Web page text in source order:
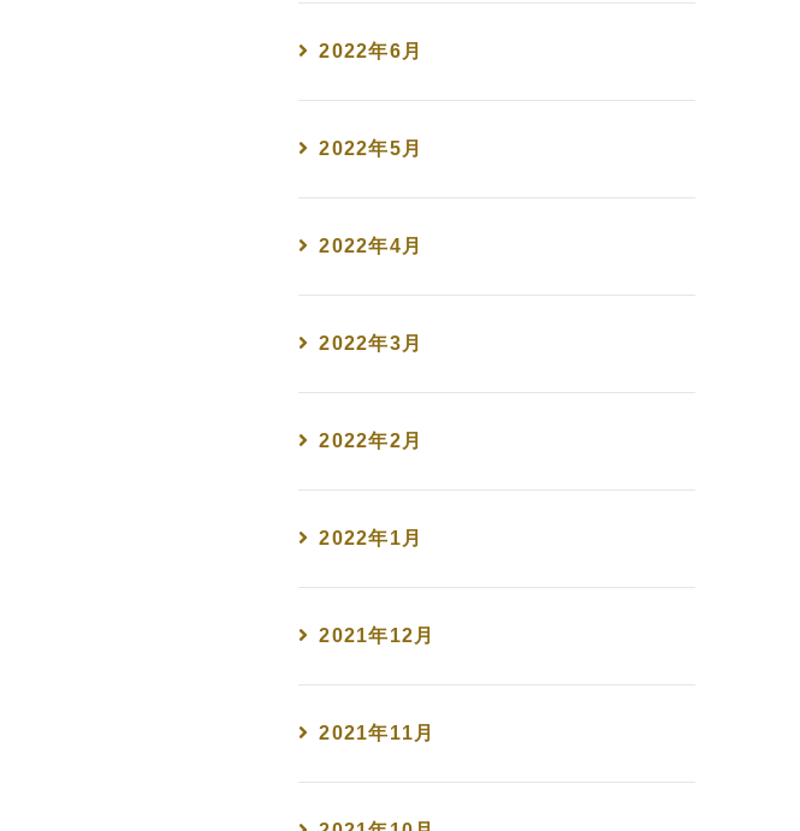
2022年6月
2022年5月
2022年4月
2022年3月
2022年2月
2022年1月
2021年12月
2021年11月